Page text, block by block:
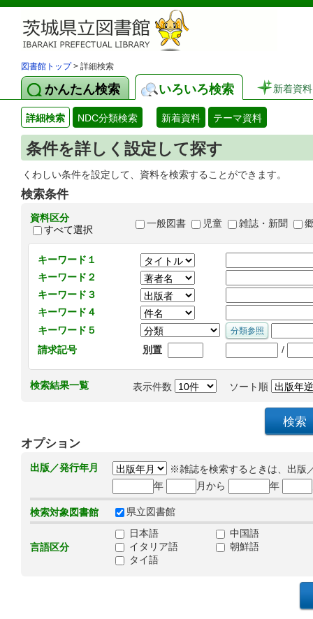
図書館トップ> 詳細検索
かんたん検索 いろいろ検索 新着資料
詳細検索 NDC分類検索 新着資料 テーマ資料
条件を詳しく設定して探す
くわしい条件を設定して、資料を検索することができます。
検索条件
資料区分
すべて選択
一般図書 児童 雑誌・新聞
キーワード１
キーワード２
キーワード３
キーワード４
キーワード５
請求記号
別置 /
検索結果一覧 表示件数 ソート順
オプション
出版／発行年月
※雑誌を検索するときは、出版
年
月から 年
検索対象図書館 県立図書館
言語区分
日本語
中国語
イタリア語
朝鮮語
タイ語